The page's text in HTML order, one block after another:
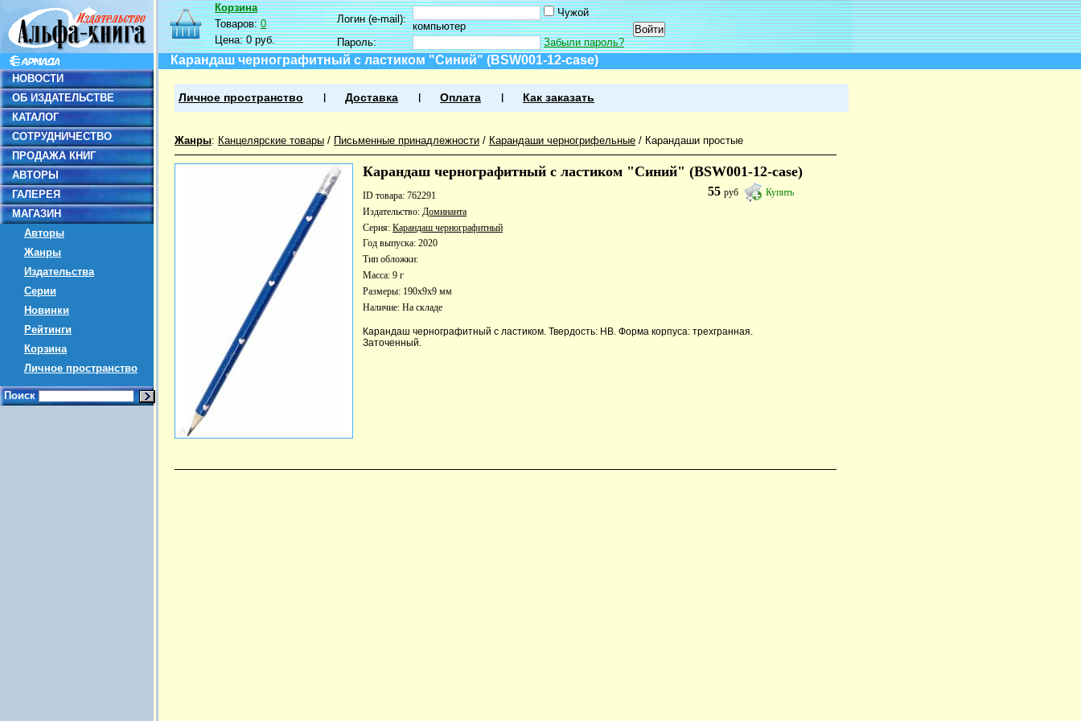
НОВОСТИ
ОБ ИЗДАТЕЛЬСТВЕ
КАТАЛОГ
СОТРУДНИЧЕСТВО
ПРОДАЖА КНИГ
АВТОРЫ
ГАЛЕРЕЯ
МАГАЗИН
Авторы
Жанры
Издательства
Серии
Новинки
Рейтинги
Корзина
Личное пространство
Поиск
Корзина
Товаров:0
Цена:0 руб.
Логин (e-mail):
Чужой
компьютер
Пароль:
Забыли пароль?
Карандаш чернографитный с ластиком "Синий" (BSW001-12-case)
Личное пространство Доставка Оплата Как заказать
Жанры: Канцелярские товары / Письменные принадлежности / Карандаши черногрифельные / Карандаши простые
Карандаш чернографитный с ластиком "Синий" (BSW001-12-case)
55руб Купить
ID товара: 762291
Издательство: Доминанта
Серия: Карандаш чернографитный
Год выпуска: 2020
Тип обложки:
Масса: 9 г
Размеры: 190x9x9 мм
Наличие: На складе
Карандаш чернографитный с ластиком. Твердость: НВ. Форма корпуса: трехгранная.
Заточенный.